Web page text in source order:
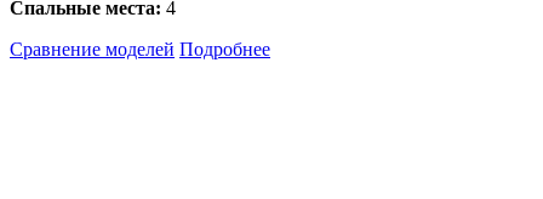
Спальные места: 4
Сравнение моделей Подробнее